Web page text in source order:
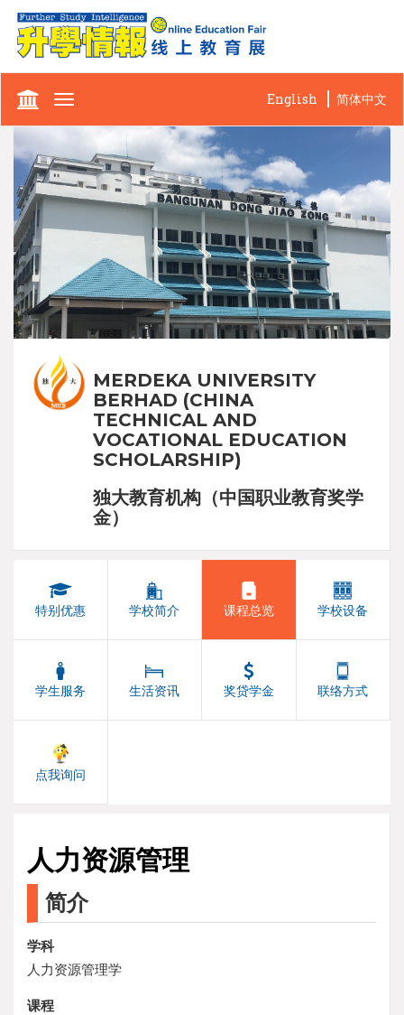
Toggle
English 简体中文
MERDEKA UNIVERSITY
BERHAD (CHINA
TECHNICAL AND
VOCATIONAL EDUCATION
SCHOLARSHIP)
独大教育机构（中国职业教育奖学
金）
特别优惠 学校简介 课程总览 学校设备
学生服务 生活资讯 奖贷学金 联络方式
点我询问
人力资源管理
简介
学科
人力资源管理学
课程